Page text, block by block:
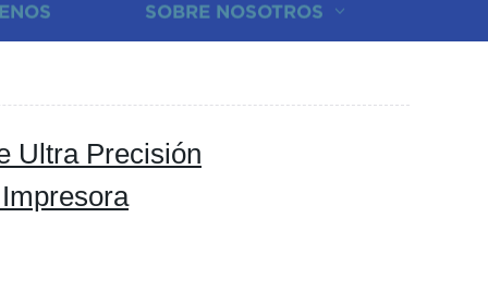
SOBRE NOSOTROS
Ultra Precisión